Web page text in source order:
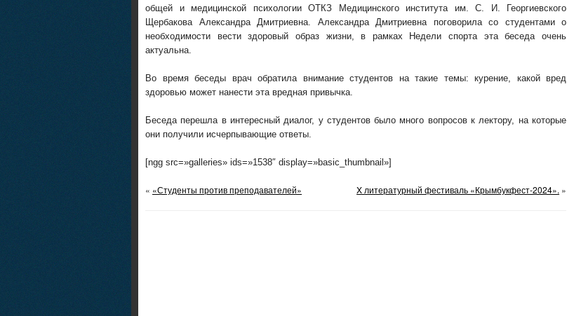
общей и медицинской психологии ОТКЗ Медицинского института им. С. И. Георгиевского
Щербакова Александра Дмитриевна. Александра Дмитриевна поговорила со студентами о
необходимости вести здоровый образ жизни, в рамках Недели спорта эта беседа очень
актуальна.
Во время беседы врач обратила внимание студентов на такие темы: курение, какой вред
здоровью может нанести эта вредная привычка.
Беседа перешла в интересный диалог, у студентов было много вопросов к лектору, на которые
они получили исчерпывающие ответы.
[ngg src=»galleries» ids=»1538″ display=»basic_thumbnail»]
« «Студенты против преподавателей» X литературный фестиваль «Крымбукфест-2024». »